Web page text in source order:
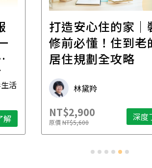
活
解
打造安心住的家｜
修前必懂！住到老
居住規劃全攻略
林黛羚
NT$2,900
原價NT$5,600 深度